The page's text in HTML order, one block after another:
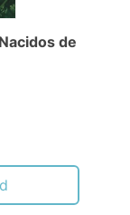
de